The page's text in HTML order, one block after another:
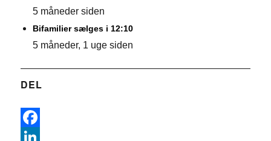
5 måneder siden
Bifamilier sælges i 12:10
5 måneder, 1 uge siden
DEL
F